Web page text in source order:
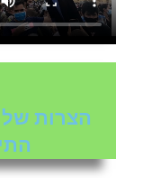
הצרות